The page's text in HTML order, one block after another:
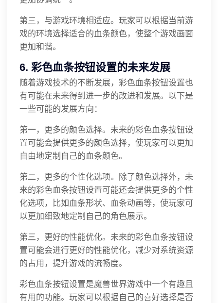
第三，与游戏环境相适应。玩家可以根据当前游
戏的环境选择适合的血条颜色，使整个游戏画面
更加和谐。
6. 彩色血条按钮设置的未来发展
随着游戏技术的不断发展，彩色血条按钮设置也
有可能在未来得到进一步的改进和发展。以下是
一些可能的发展方向：
第一，更多的颜色选择。未来的彩色血条按钮设
置可能会提供更多的颜色选择，使玩家可以更加
自由地定制自己的血条颜色。
第二，更多的个性化选项。除了颜色选择外，未
来的彩色血条按钮设置可能还会提供更多的个性
化选项，比如血条形状、血条动画等，使玩家可
以更加细致地定制自己的角色展示。
第三，更好的性能优化。未来的彩色血条按钮设
置可能会进行更好的性能优化，减少对系统资源
的占用，提升游戏的流畅度。
彩色血条按钮设置是魔兽世界游戏中一个有趣且
有用的功能。玩家可以根据自己的喜好选择是否